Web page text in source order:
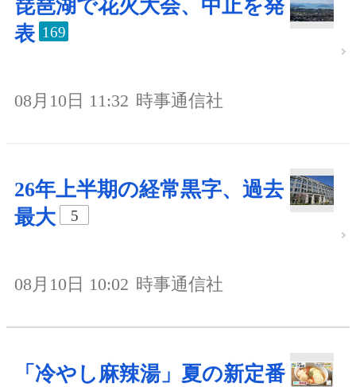
琵琶湖で花火大会、中止を発
表 169
08月10日 11:32 時事通信社
26年上半期の経常黒字、過去
最大
5
08月10日 10:02 時事通信社
「冷やし麻辣湯」夏の新定番